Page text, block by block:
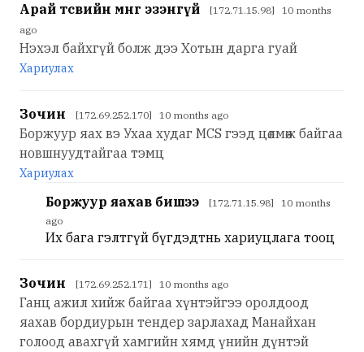
Арай төсөвийн мөнгө эзэнгүй
[172.71.15.98] 10 months
ago
Нэхэл байхгүй болж дээ Хотын дарга гуай
Хариулах
Зочин [172.69.252.170] 10 months ago
Боржуур яах вэ Ухаа худаг МСS гээд цөлмөж байгаа
новшнуудтайгаа тэмц
Хариулах
Боржуур яахав бишээ
[172.71.15.98] 10 months
ago
Их бага гэлтгүй бүгдэдтнь хариуцлага тооц
Зочин [172.69.252.171] 10 months ago
Ганц ажил хийж байгаа хүнтэйгээ оролдоод
яахав бордиурын тендер зарлахад Манайхан
голоод авахгүй хамгийн хямд үнийн дүнтэй